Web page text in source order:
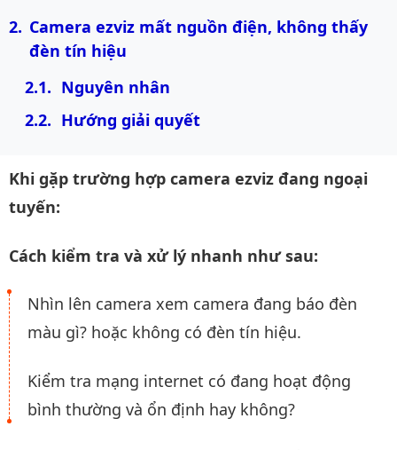
Camera ezviz mất nguồn điện, không thấy
đèn tín hiệu
Nguyên nhân
Hướng giải quyết
Khi gặp trường hợp camera ezviz đang ngoại
tuyến:
Cách kiểm tra và xử lý nhanh như sau:
Nhìn lên camera xem camera đang báo đèn
màu gì? hoặc không có đèn tín hiệu.
Kiểm tra mạng internet có đang hoạt động
bình thường và ổn định hay không?